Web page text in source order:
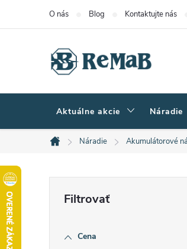
O nás Blog Kontaktujte nás
Aktuálne akcie Náradie
Domov
Náradie Akumulátorové
Cena